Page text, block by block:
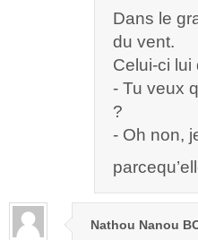
Dans le
du vent.
Celui-ci lui
- Tu veux
?
- Oh non,
Nathou Nanou